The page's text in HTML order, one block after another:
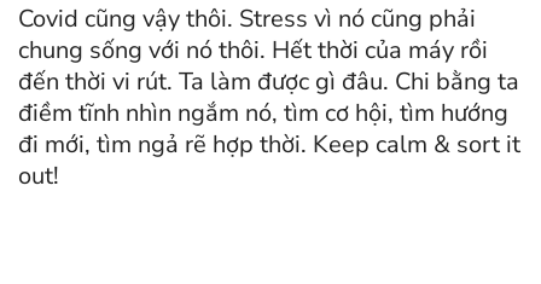
Covid cũng vậy thôi. Stress vì nó cũng phải
chung sống với nó thôi. Hết thời của máy rồi
đến thời vi rút. Ta làm được gì đâu. Chi bằng ta
điềm tĩnh nhìn ngắm nó, tìm cơ hội, tìm hướng
đi mới, tìm ngả rẽ hợp thời. Keep calm & sort it
out!